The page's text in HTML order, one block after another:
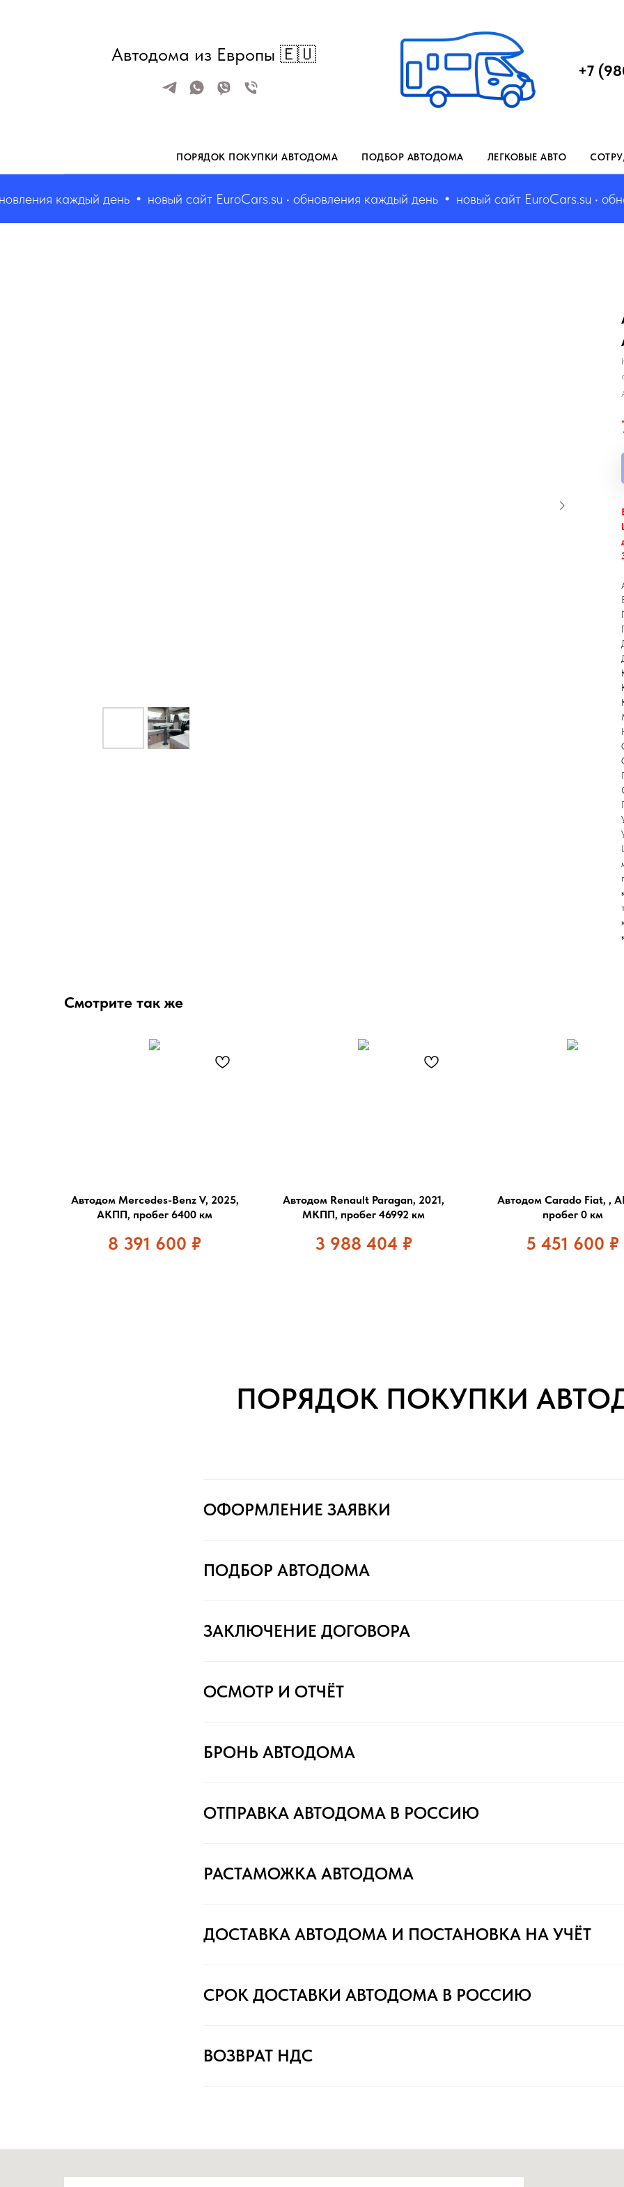
Автодома из Европы 🇪🇺
+7
ПОРЯДОК ПОКУПКИ АВТОДОМА ПОДБОР АВТОДОМА ЛЕГКОВЫЕ АВТО
каждый день новый сайт EuroCars.su • обновления каждый день новый сайт EuroCars.su •
Смотрите так же
Автодом Mercedes-Benz V, 2025,
АКПП, пробег 6400 км
8 391 600 ₽
Автодом Renault Paragan, 2021,
МКПП, пробег 46992 км
3 988 404 ₽
Автодом Carado Fiat, ,
пробег 0 км
5 451 600 ₽
ПОРЯДОК ПОКУПКИ
ОФОРМЛЕНИЕ ЗАЯВКИ
ПОДБОР АВТОДОМА
ЗАКЛЮЧЕНИЕ ДОГОВОРА
ОСМОТР И ОТЧЁТ
БРОНЬ АВТОДОМА
ОТПРАВКА АВТОДОМА В РОССИЮ
РАСТАМОЖКА АВТОДОМА
ДОСТАВКА АВТОДОМА И ПОСТАНОВКА НА УЧЁТ
СРОК ДОСТАВКИ АВТОДОМА В РОССИЮ
ВОЗВРАТ НДС